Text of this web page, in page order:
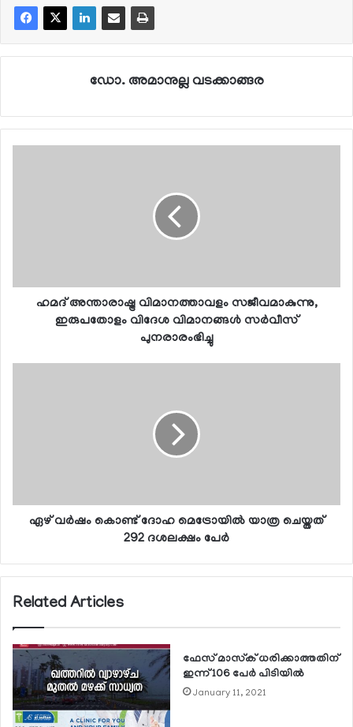
ഡോ. അമാനുല്ല വടക്കാങ്ങര
ഹമദ് അന്താരാഷ്ട്ര വിമാനത്താവളം സജീവമാകുന്നു,
ഇരുപതോളം വിദേശ വിമാനങ്ങള്‍ സര്‍വീസ്
പുനരാരംഭിച്ചു
ഏഴ് വര്‍ഷം കൊണ്ട് ദോഹ മെട്രോയില്‍ യാത്ര ചെയ്തത്
292 ദശലക്ഷം പേര്‍
Related Articles
ഫേസ് മാസ്‌ക് ധരിക്കാത്തതിന്
ഇന്ന് 106 പേര്‍ പിടിയില്‍
January 11, 2021